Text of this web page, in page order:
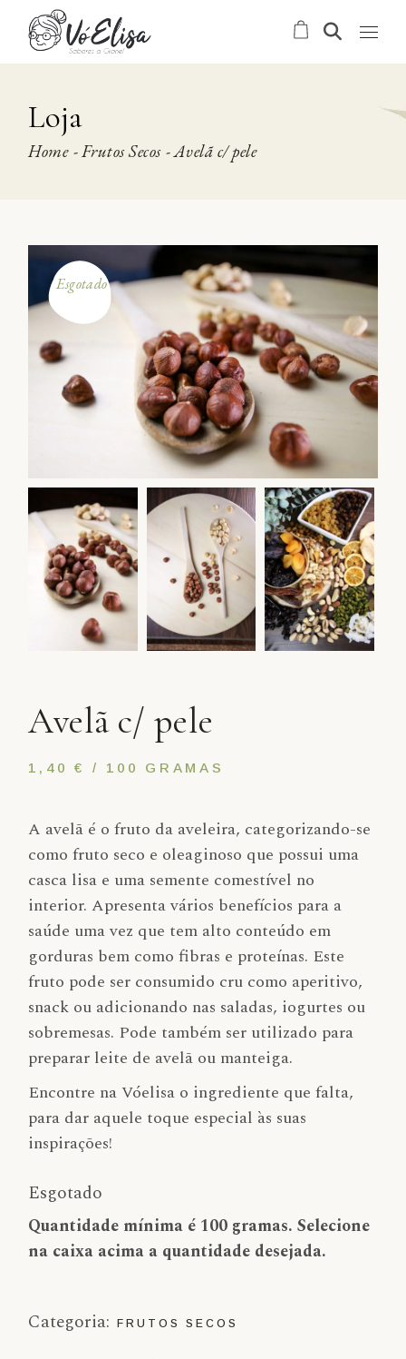
content
Loja
Home Frutos Secos Avelã c/ pele
Esgotado
Avelã c/ pele
1,40 € / 100 GRAMAS
A avelã é o fruto da aveleira, categorizando-se
como fruto seco e oleaginoso que possui uma
casca lisa e uma semente comestível no
interior. Apresenta vários benefícios para a
saúde uma vez que tem alto conteúdo em
gorduras bem como fibras e proteínas. Este
fruto pode ser consumido cru como aperitivo,
snack ou adicionando nas saladas, iogurtes ou
sobremesas. Pode também ser utilizado para
preparar leite de avelã ou manteiga.
Encontre na Vóelisa o ingrediente que falta,
para dar aquele toque especial às suas
inspirações!
Esgotado
Quantidade mínima é 100 gramas. Selecione
na caixa acima a quantidade desejada.
Categoria: FRUTOS SECOS